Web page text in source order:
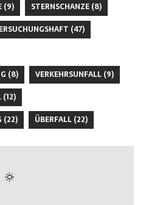
(9) STERNSCHANZE (8)
(47)
(8) VERKEHRSUNFALL (9)
(12)
(22) ÜBERFALL (22)